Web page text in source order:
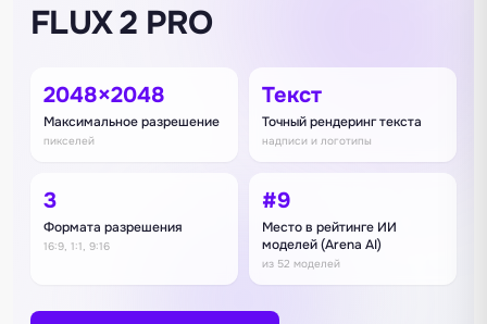
FLUX 2 PRO
2048×2048
Максимальное разрешение
пикселей
Текст
Точный рендеринг текста
надписи и логотипы
3
Формата разрешения
16:9, 1:1, 9:16
#9
Место в рейтинге ИИ
моделей (Arena AI)
из 52 моделей